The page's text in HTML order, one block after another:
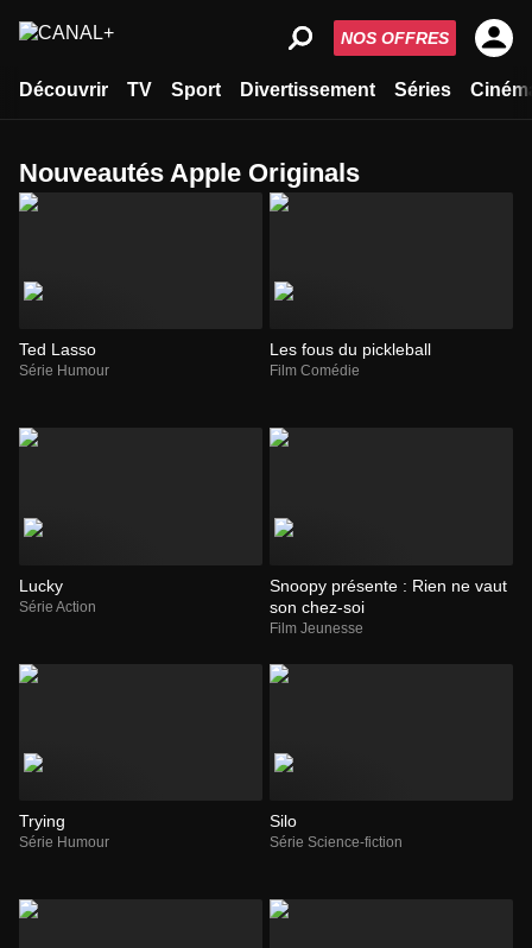
Découvrir TV Sport Divertissement Séries
NOS OFFRES
Nouveautés Apple Originals
Ted Lasso
Série Humour
Les fous du pickleball
Film Comédie
Lucky
Série Action
Snoopy présente : Rien ne vaut
son chez-soi
Film Jeunesse
Trying
Série Humour
Silo
Série Science-fiction